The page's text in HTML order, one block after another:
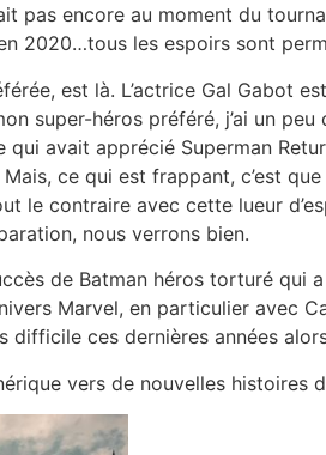
pas encore au moment du
2020…tous les espoirs sont
est là. L’actrice Gal Gabot
super-héros préféré, j’ai un
avait apprécié Superman
ce qui est frappant, c’est
le contraire avec cette lueur
nous verrons bien.
de Batman héros torturé qui
Marvel, en particulier avec
ces dernières années
vers de nouvelles histoires